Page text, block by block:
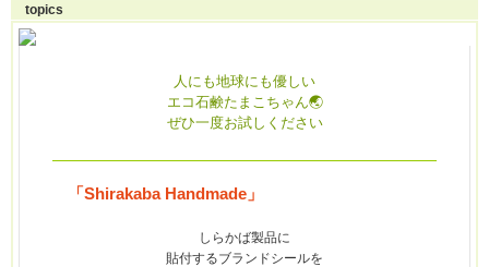
topics
人にも地球にも優しい
エコ石鹸たまこちゃん🌏
ぜひ一度お試しください
「Shirakaba Handmade」
しらかば製品に
貼付するブランドシールを